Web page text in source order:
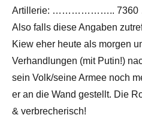
Artillerie: ………………..
Also falls diese Angaben
Kiew eher heute als morgen
Verhandlungen (mit Putin!)
sein Volk/seine Armee noch
er an die Wand gestellt. Die
& verbrecherisch!